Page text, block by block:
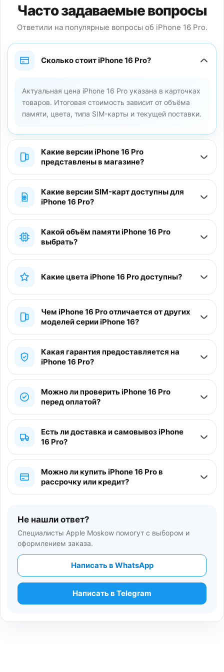
Часто задаваемые вопросы
Ответили на популярные вопросы об iPhone 16 Pro.
Сколько стоит iPhone 16 Pro?
Актуальная цена iPhone 16 Pro указана в карточках
товаров. Итоговая стоимость зависит от объёма
памяти, цвета, типа SIM-карты и текущей поставки.
Какие версии iPhone 16 Pro
представлены в магазине?
Какие версии SIM-карт доступны для
iPhone 16 Pro?
Какой объём памяти iPhone 16 Pro
выбрать?
Какие цвета iPhone 16 Pro доступны?
Чем iPhone 16 Pro отличается от других
моделей серии iPhone 16?
Какая гарантия предоставляется на
iPhone 16 Pro?
Можно ли проверить iPhone 16 Pro
перед оплатой?
Есть ли доставка и самовывоз iPhone
16 Pro?
Можно ли купить iPhone 16 Pro в
рассрочку или кредит?
Не нашли ответ?
Специалисты Apple Moskow помогут с выбором и
оформлением заказа.
Написать в WhatsApp
Написать в Telegram